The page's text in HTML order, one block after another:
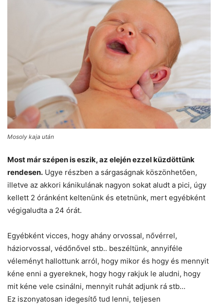
Mosoly kaja után
Most már szépen is eszik, az elején ezzel küzdöttünk
rendesen. Ugye részben a sárgaságnak köszönhetően,
illetve az akkori kánikulának nagyon sokat aludt a pici, úgy
kellett 2 óránként keltenünk és etetnünk, mert egyébként
végigaludta a 24 órát.
Egyébként vicces, hogy ahány orvossal, nővérrel,
háziorvossal, védőnővel stb.. beszéltünk, annyiféle
véleményt hallottunk arról, hogy mikor és hogy és mennyit
kéne enni a gyereknek, hogy hogy rakjuk le aludni, hogy
mit kéne vele csinálni, mennyit ruhát adjunk rá stb…
Ez iszonyatosan idegesítő tud lenni, teljesen